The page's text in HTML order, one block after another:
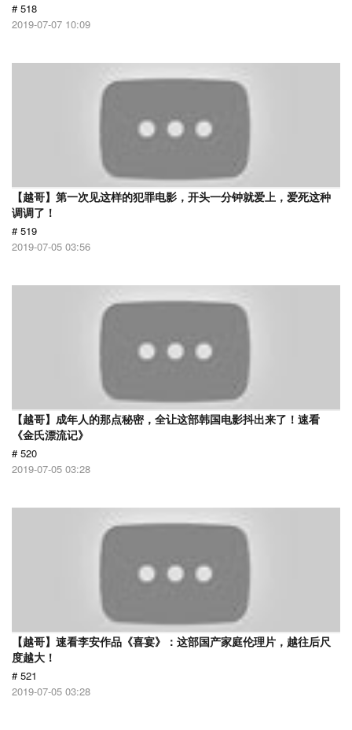
# 518
2019-07-07 10:09
【越哥】第一次见这样的犯罪电影，开头一分钟就爱上，爱死这种
调调了！
# 519
2019-07-05 03:56
【越哥】成年人的那点秘密，全让这部韩国电影抖出来了！速看
《金氏漂流记》
# 520
2019-07-05 03:28
【越哥】速看李安作品《喜宴》：这部国产家庭伦理片，越往后尺
度越大！
# 521
2019-07-05 03:28